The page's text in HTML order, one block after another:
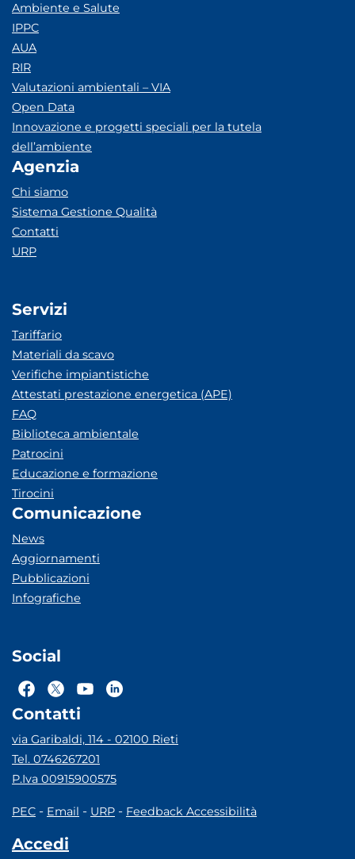
Ambiente e Salute
IPPC
AUA
RIR
Valutazioni ambientali – VIA
Open Data
Innovazione e progetti speciali per la tutela
dell’ambiente
Agenzia
Chi siamo
Sistema Gestione Qualità
Contatti
URP
Servizi
Tariffario
Materiali da scavo
Verifiche impiantistiche
Attestati prestazione energetica (APE)
FAQ
Biblioteca ambientale
Patrocini
Educazione e formazione
Tirocini
Comunicazione
News
Aggiornamenti
Pubblicazioni
Infografiche
Social
Contatti
via Garibaldi, 114 - 02100 Rieti
Tel. 0746267201
P.Iva 00915900575
PEC - Email - URP - Feedback Accessibilità
Accedi